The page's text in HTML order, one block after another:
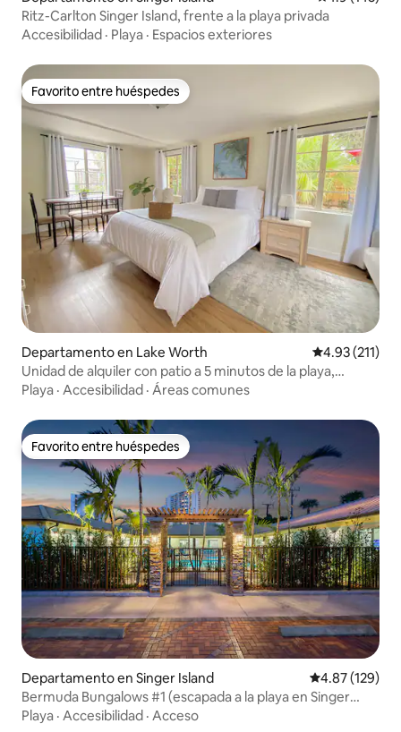
Ritz-Carlton Singer Island, frente a la playa privada
Accesibilidad · Playa · Espacios exteriores
Favorito entre huéspedes
Favorito entre huéspedes
Departamento en Lake Worth Calificación
4.93 (211)
Unidad de alquiler con patio a 5 minutos de la playa,
bicicletas
Playa · Accesibilidad · Áreas comunes
Favorito entre huéspedes
Favorito entre huéspedes
Departamento en Singer Island Calificación
4.87 (129)
Bermuda Bungalows #1 (escapada a la playa en Singer
Island)
Playa · Accesibilidad · Acceso